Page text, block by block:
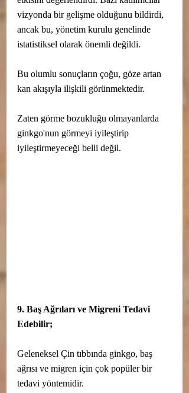
vizyonda bir gelişme olduğunu bildirdi,
ancak bu, yönetim kurulu genelinde
istatistiksel olarak önemli değildi.
Bu olumlu sonuçların çoğu, göze artan
kan akışıyla ilişkili görünmektedir.
Zaten görme bozukluğu olmayanlarda
ginkgo'nun görmeyi iyileştirip
iyileştirmeyeceği belli değil.
9. Baş Ağrıları ve Migreni Tedavi
Edebilir;
Geleneksel Çin tıbbında ginkgo, baş
ağrısı ve migren için çok popüler bir
tedavi yöntemidir.